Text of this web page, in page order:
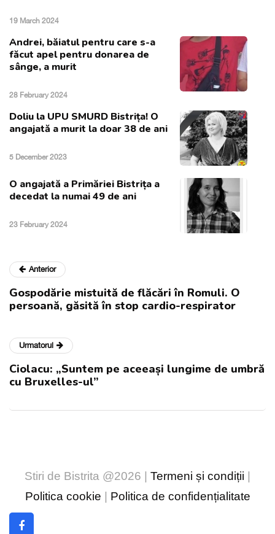
19 March 2024
Andrei, băiatul pentru care s-a
făcut apel pentru donarea de
sânge, a murit
28 February 2024
Doliu la UPU SMURD Bistrița! O
angajată a murit la doar 38 de ani
5 December 2023
O angajată a Primăriei Bistrița a
decedat la numai 49 de ani
23 February 2024
Anterior
Gospodărie mistuită de flăcări în Romuli. O
persoană, găsită în stop cardio-respirator
Urmatorul
Ciolacu: „Suntem pe aceeași lungime de umbră
cu Bruxelles-ul”
Stiri de Bistrita @2026 | Termeni și condiții
Politica cookie
Politica de confidențialitate